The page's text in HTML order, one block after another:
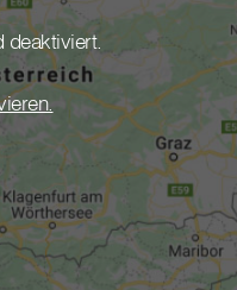
deaktiviert.